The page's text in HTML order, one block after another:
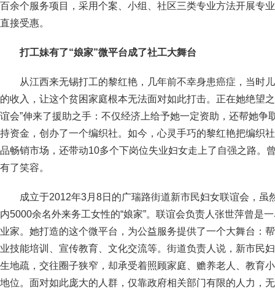
百余个服务项目，采用个案、小组、社区三类专业方法开展专
直接受惠。
打工妹有了“娘家”微平台成了社工大舞台
从江西来无锡打工的黎红艳，几年前不幸身患癌症，当时
的收入，让这个贫困家庭根本无法面对如此打击。正在她绝望
谊会”伸来了援助之手：不仅经济上给予她一定资助，还帮她争
持资金，创办了一个编织社。如今，心灵手巧的黎红艳把编织
品畅销市场，还带动10多个下岗位失业妇女走上了自强之路。
有了笑容。
成立于2012年3月8日的广瑞路街道新市民妇女联谊会，虽
内5000余名外来务工女性的“娘家”。联谊会负责人张世萍曾是
业家。她打造的这个微平台，为公益服务提供了一个大舞台：
业技能培训、宣传教育、文化交流等。街道负责人说，新市民
生地疏，交往圈子狭窄，却承受着照顾家庭、赡养老人、教育
地位。面对如此庞大的人群，仅靠政府相关部门有限的人力，